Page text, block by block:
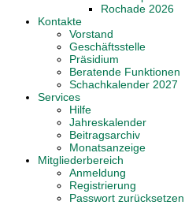
Rochade 2026
Kontakte
Vorstand
Geschäftsstelle
Präsidium
Beratende Funktionen
Schachkalender 2027
Services
Hilfe
Jahreskalender
Beitragsarchiv
Monatsanzeige
Mitgliederbereich
Anmeldung
Registrierung
Passwort zurücksetzen